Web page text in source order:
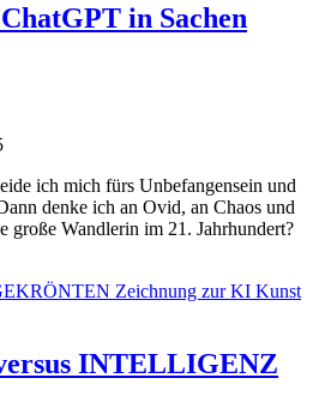
in Sachen
ich mich fürs Unbefangensein und
denke ich an Ovid, an Chaos und
große Wandlerin im 21. Jahrhundert?
INTELLIGENZ